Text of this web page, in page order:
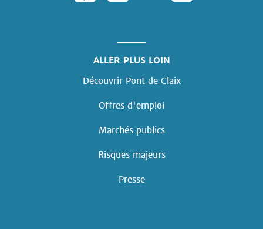
ALLER PLUS LOIN
Découvrir Pont de Claix
Offres d'emploi
Marchés publics
Risques majeurs
Presse